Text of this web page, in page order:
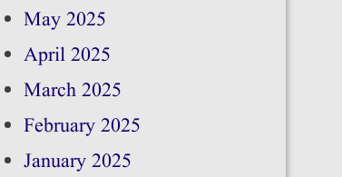
May 2025
April 2025
March 2025
February 2025
January 2025